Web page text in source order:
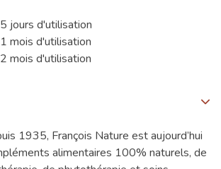
jours d'utilisation
mois d'utilisation
mois d'utilisation
1935, François Nature est aujourd’hui
alimentaires 100% naturels, de